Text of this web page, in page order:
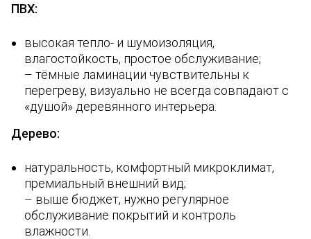
ПВХ:
высокая тепло- и шумоизоляция,
влагостойкость, простое обслуживание;
– тёмные ламинации чувствительны к
перегреву, визуально не всегда совпадают с
«душой» деревянного интерьера.
Дерево:
натуральность, комфортный микроклимат,
премиальный внешний вид;
– выше бюджет, нужно регулярное
обслуживание покрытий и контроль
влажности.